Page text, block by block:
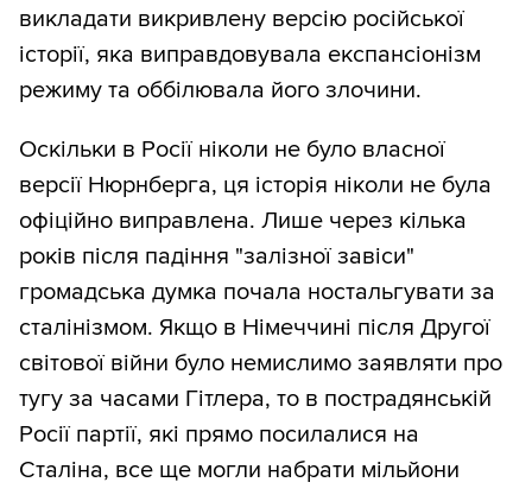
викладати викривлену версію російської
історії, яка виправдовувала експансіонізм
режиму та оббілювала його злочини.
Оскільки в Росії ніколи не було власної
версії Нюрнберга, ця історія ніколи не була
офіційно виправлена. Лише через кілька
років після падіння "залізної завіси"
громадська думка почала ностальгувати за
сталінізмом. Якщо в Німеччині після Другої
світової війни було немислимо заявляти про
тугу за часами Гітлера, то в пострадянській
Росії партії, які прямо посилалися на
Сталіна, все ще могли набрати мільйони